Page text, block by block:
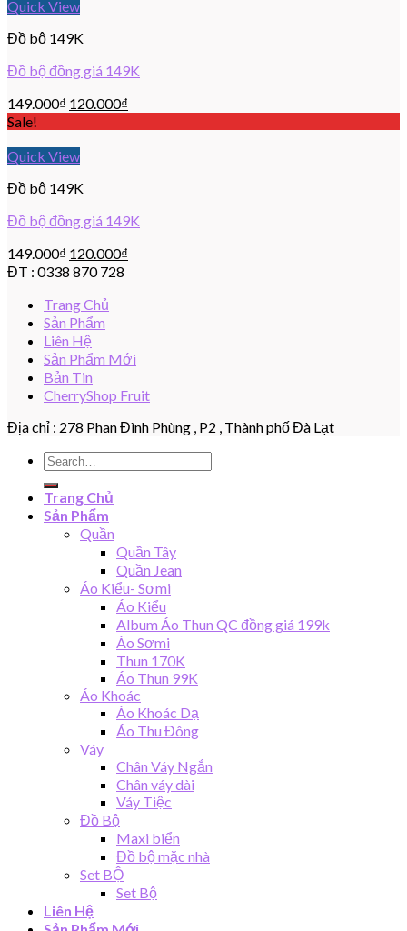
Quick View
Đồ bộ 149K
Đồ bộ đồng giá 149K
149.000₫ 120.000₫
Sale!
Quick View
Đồ bộ 149K
Đồ bộ đồng giá 149K
149.000₫ 120.000₫
ĐT : 0338 870 728
Trang Chủ
Sản Phẩm
Liên Hệ
Sản Phẩm Mới
Bản Tin
CherryShop Fruit
Địa chỉ : 278 Phan Đình Phùng , P2 , Thành phố Đà Lạt
Search
for:
Trang Chủ
Sản Phẩm
Quần
Quần Tây
Quần Jean
Áo Kiểu- Sơmi
Áo Kiểu
Album Áo Thun QC đồng giá 199k
Áo Sơmi
Thun 170K
Áo Thun 99K
Áo Khoác
Áo Khoác Dạ
Áo Thu Đông
Váy
Chân Váy Ngắn
Chân váy dài
Váy Tiệc
Đồ Bộ
Maxi biển
Đồ bộ mặc nhà
Set BỘ
Set Bộ
Liên Hệ